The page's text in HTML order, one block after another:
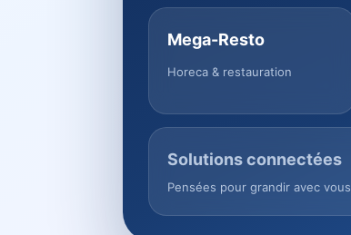
Mega-Resto
Horeca & restauration
Solutions connectées
Pensées pour grandir avec vous